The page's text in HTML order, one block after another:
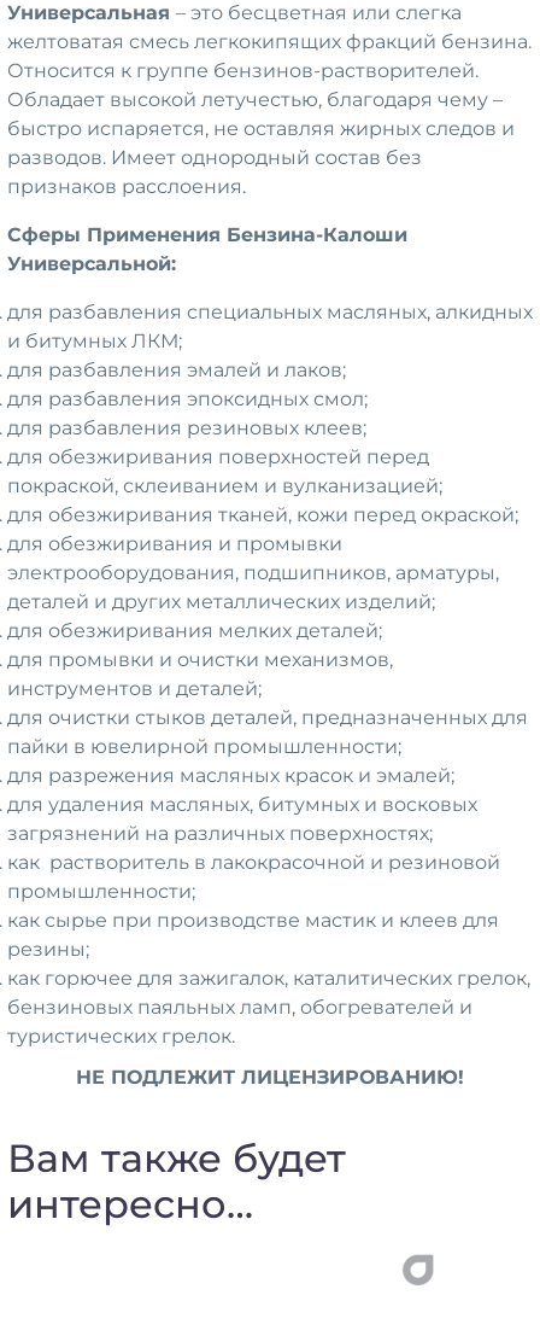
Универсальная – это бесцветная или слегка
желтоватая смесь легкокипящих фракций бензина.
Относится к группе бензинов-растворителей.
Обладает высокой летучестью, благодаря чему –
быстро испаряется, не оставляя жирных следов и
разводов. Имеет однородный состав без
признаков расслоения.
Сферы Применения Бензина-Калоши
Универсальной:
для разбавления специальных масляных, алкидных
и битумных ЛКМ;
для разбавления эмалей и лаков;
для разбавления эпоксидных смол;
для разбавления резиновых клеев;
для обезжиривания поверхностей перед
покраской, склеиванием и вулканизацией;
для обезжиривания тканей, кожи перед окраской;
для обезжиривания и промывки
электрооборудования, подшипников, арматуры,
деталей и других металлических изделий;
для обезжиривания мелких деталей;
для промывки и очистки механизмов,
инструментов и деталей;
для очистки стыков деталей, предназначенных для
пайки в ювелирной промышленности;
для разрежения масляных красок и эмалей;
для удаления масляных, битумных и восковых
загрязнений на различных поверхностях;
как растворитель в лакокрасочной и резиновой
промышленности;
как сырье при производстве мастик и клеев для
резины;
как горючее для зажигалок, каталитических грелок,
бензиновых паяльных ламп, обогревателей и
туристических грелок.
НЕ ПОДЛЕЖИТ ЛИЦЕНЗИРОВАНИЮ!
Вам также будет
интересно…